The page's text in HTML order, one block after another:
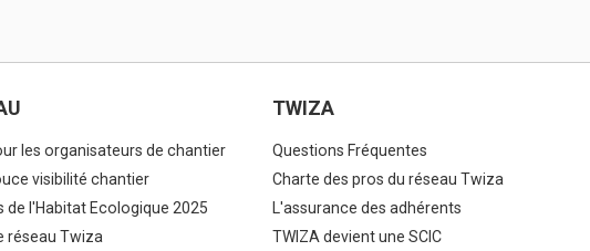
les organisateurs de chantier
visibilité chantier
de l'Habitat Ecologique 2025
réseau Twiza
TWIZA
Questions Fréquentes
Charte des pros du réseau Twiza
L'assurance des adhérents
TWIZA devient une SCIC